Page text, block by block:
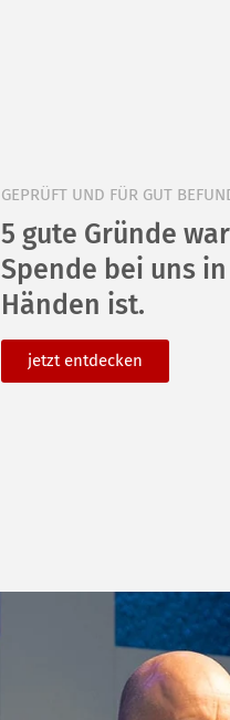
GEPRÜFT UND FÜR GUT
5 gute Gründe
Spende bei uns
Händen ist.
jetzt ent­de­cken